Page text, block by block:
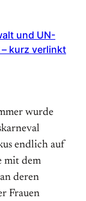
und UN-
kurz verlinkt
wurde
endlich auf
mit dem
deren
Frauen